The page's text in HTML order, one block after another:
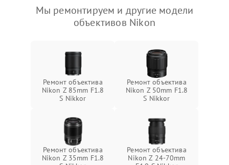
Мы ремонтируем и другие модели
объективов Nikon
Ремонт объектива
Nikon Z 85mm F1.8
S Nikkor
Ремонт объектива
Nikon Z 50mm F1.8
S Nikkor
Ремонт объектива
Nikon Z 35mm F1.8
Ремонт объектива
Nikon Z 24-70mm